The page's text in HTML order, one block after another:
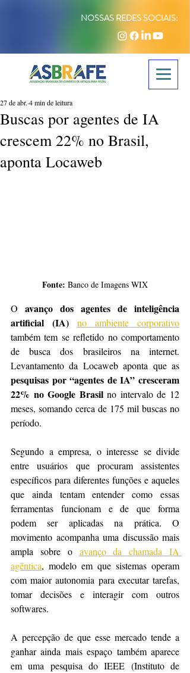
NOSSAS REDES SOCIAIS:
Buscas por agentes de IA
crescem 22% no Brasil,
aponta Locaweb
27 de abr. 4 min de leitura
Fonte: Banco de Imagens WIX
O avanço dos agentes de inteligência
artificial (IA)
no ambiente corporativo
também tem se refletido no comportamento
de busca dos brasileiros na internet.
Levantamento da Locaweb aponta que as
pesquisas por “agentes de IA” cresceram
22% no Google Brasil no intervalo de 12
meses, somando cerca de 175 mil buscas no
período.
Segundo a empresa, o interesse se divide
entre usuários que procuram assistentes
específicos para diferentes funções e aqueles
que ainda tentam entender como essas
ferramentas funcionam e de que forma
podem ser aplicadas na prática. O
movimento acompanha uma discussão mais
ampla sobre o avanço da chamada IA
agêntica, modelo em que sistemas operam
com maior autonomia para executar tarefas,
tomar decisões e interagir com outros
softwares.
A percepção de que esse mercado tende a
ganhar ainda mais espaço também aparece
em uma pesquisa do IEEE (Instituto de